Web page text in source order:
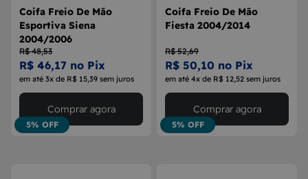
Coifa Freio De Mão
Esportiva Siena
2004/2006
R$ 48,53
R$ 46,17 no Pix
em até 3x de R$ 15,39 sem juros
5% OFF
Comprar agora
Coifa Freio De Mão
Fiesta 2004/2014
R$ 52,69
R$ 50,10 no Pix
em até 4x de R$ 12,52 sem juros
5% OFF
Comprar agora